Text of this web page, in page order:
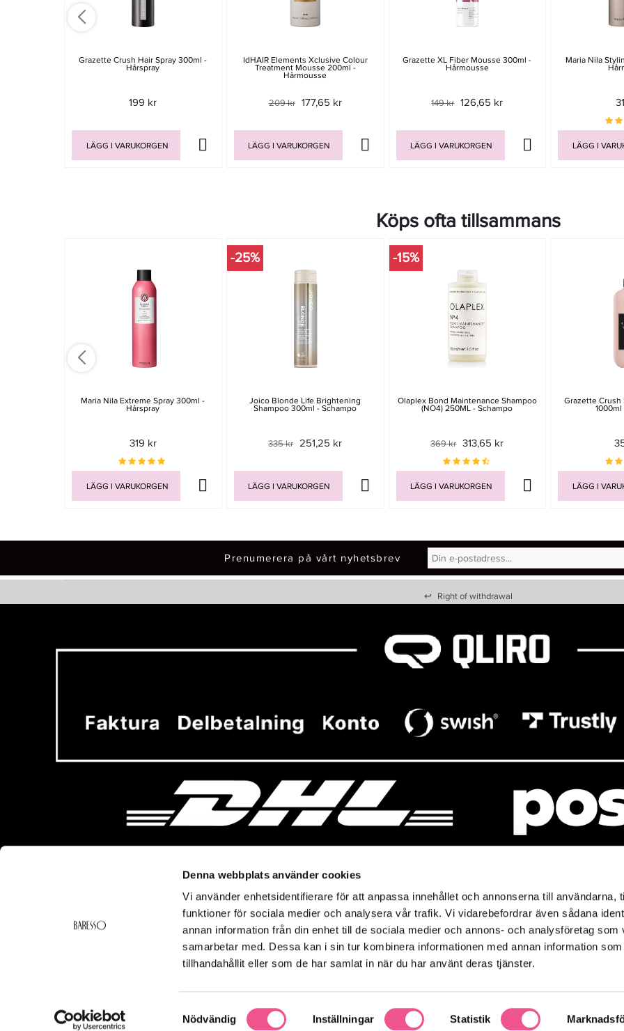
Denna webbplats använder cookies
Vi använder enhetsidentifierare för att anpassa innehållet och annonserna till användarna,
funktioner för sociala medier och analysera vår trafik. Vi vidarebefordrar även sådana
annan information från din enhet till de sociala medier och annons- och analysföretag som
samarbetar med. Dessa kan i sin tur kombinera informationen med annan information
tillhandahållit eller som de har samlat in när du har använt deras tjänster.
Samtyckesval
Nödvändig Inställningar Statistik
Grazette Crush Hair Spray 300ml -
Hårspray
199 kr
LÄGG I VARUKORGEN
IdHAIR Elements Xclusive Colour
Treatment Mousse 200ml -
Hårmousse
209 kr 177,65 kr
LÄGG I VARUKORGEN
Grazette XL Fiber Mousse 300ml -
Hårmousse
149 kr 126,65 kr
LÄGG I VARUKORGEN
Maria Nila
LÄGG I
Köps ofta tillsammans
Maria Nila Extreme Spray 300ml -
Hårspray
319 kr
LÄGG I VARUKORGEN
-25%
Joico Blonde Life Brightening
Shampoo 300ml - Schampo
335 kr 251,25 kr
LÄGG I VARUKORGEN
-15%
Olaplex Bond Maintenance Shampoo
(NO4) 250ML - Schampo
369 kr 313,65 kr
LÄGG I VARUKORGEN
Grazette Crush
LÄGG I
Prenumerera på vårt nyhetsbrev
↩ Right of withdrawal
Frakt & Leverans
Om Baresso
Baresso Magasin
Om Baresso.se
Cookiepolicy
Smspolicy
Mitt Baresso
Baresso Family
Ändra cookieinställningar